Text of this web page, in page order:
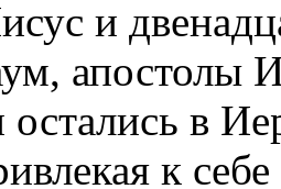
и
апостолы
в
к